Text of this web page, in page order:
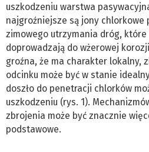
uszkodzeniu warstwa
najgroźniejsze są jony chlorkowe
zimowego utrzymania dróg, które
doprowadzają do wżerowej
groźna, że ma charakter lokalny,
odcinku może być w stanie
doszło do penetracji chlorków
uszkodzeniu (rys. 1).
zbrojenia może być znacznie
podstawowe.